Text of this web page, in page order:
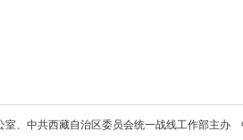
室、中共西藏自治区委员会统一战线工作部主